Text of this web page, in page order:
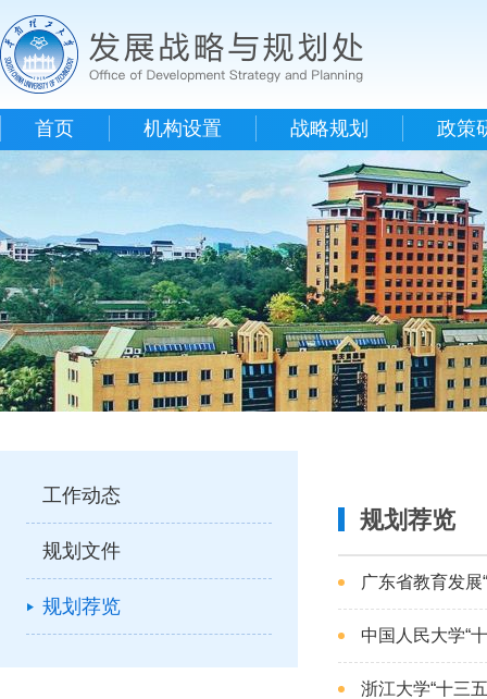
首页 机构设置 战略规划 政策
工作动态
规划文件
规划荐览
规划荐览
广东省教育发展
中国人民大学“
浙江大学“十三